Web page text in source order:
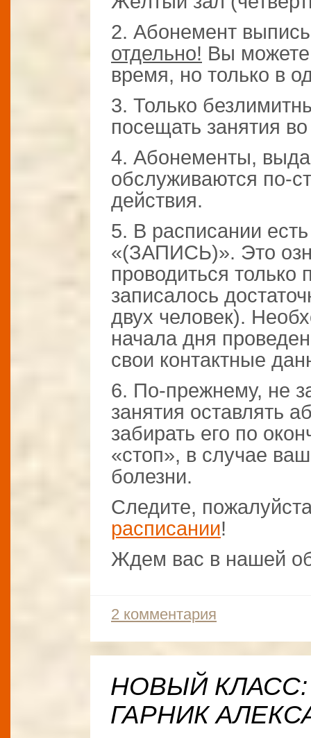
2. Абонемент
отдельно! Вы
время, но только в
3. Только
посещать занятия
4. Абонементы,
обслуживаются по-
действия.
5. В расписании
«(ЗАПИСЬ)». Это
проводиться только
записалось
двух человек).
начала дня
свои контактные
6. По-прежнему, не
занятия оставлять
забирать его по
«стоп», в случае
болезни.
Следите,
расписании!
Ждем вас в нашей
2 комментария
НОВЫЙ
ГАРНИК